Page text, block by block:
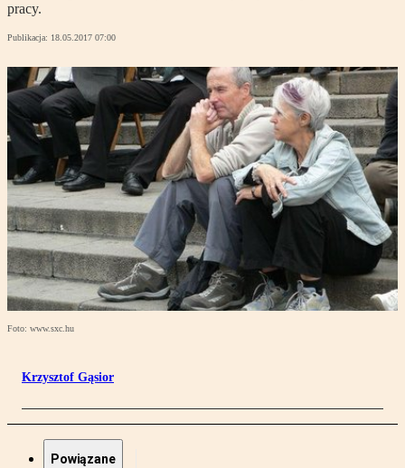
pracy.
Publikacja: 18.05.2017 07:00
Foto: www.sxc.hu
Krzysztof Gąsior
Powiązane